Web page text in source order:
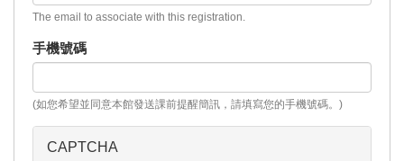
The email to associate with this registration.
手機號碼
(如您希望並同意本館發送課前提醒簡訊，請填寫您的手機號碼。)
CAPTCHA